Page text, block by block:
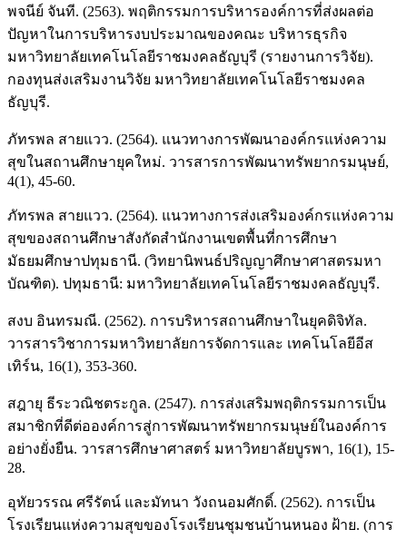
พจนีย์ จันที. (2563). พฤติกรรมการบริหารองค์การที่ส่งผลต่อ
ปัญหาในการบริหารงบประมาณของคณะ บริหารธุรกิจ
มหาวิทยาลัยเทคโนโลยีราชมงคลธัญบุรี (รายงานการวิจัย).
กองทุนส่งเสริมงานวิจัย มหาวิทยาลัยเทคโนโลยีราชมงคล
ธัญบุรี.
ภัทรพล สายแวว. (2564). แนวทางการพัฒนาองค์กรแห่งความ
สุขในสถานศึกษายุคใหม่. วารสารการพัฒนาทรัพยากรมนุษย์,
4(1), 45-60.
ภัทรพล สายแวว. (2564). แนวทางการส่งเสริมองค์กรแห่งความ
สุขของสถานศึกษาสังกัดสำนักงานเขตพื้นที่การศึกษา
มัธยมศึกษาปทุมธานี. (วิทยานิพนธ์ปริญญาศึกษาศาสตรมหา
บัณฑิต). ปทุมธานี: มหาวิทยาลัยเทคโนโลยีราชมงคลธัญบุรี.
สงบ อินทรมณี. (2562). การบริหารสถานศึกษาในยุคดิจิทัล.
วารสารวิชาการมหาวิทยาลัยการจัดการและ เทคโนโลยีอีส
เทิร์น, 16(1), 353-360.
สฎายุ ธีระวณิชตระกูล. (2547). การส่งเสริมพฤติกรรมการเป็น
สมาชิกที่ดีต่อองค์การสู่การพัฒนาทรัพยากรมนุษย์ในองค์การ
อย่างยั่งยืน. วารสารศึกษาศาสตร์ มหาวิทยาลัยบูรพา, 16(1), 15-
28.
อุทัยวรรณ ศรีรัตน์ และมัทนา วังถนอมศักดิ์. (2562). การเป็น
โรงเรียนแห่งความสุขของโรงเรียนชุมชนบ้านหนอง ฝ้าย. (การ